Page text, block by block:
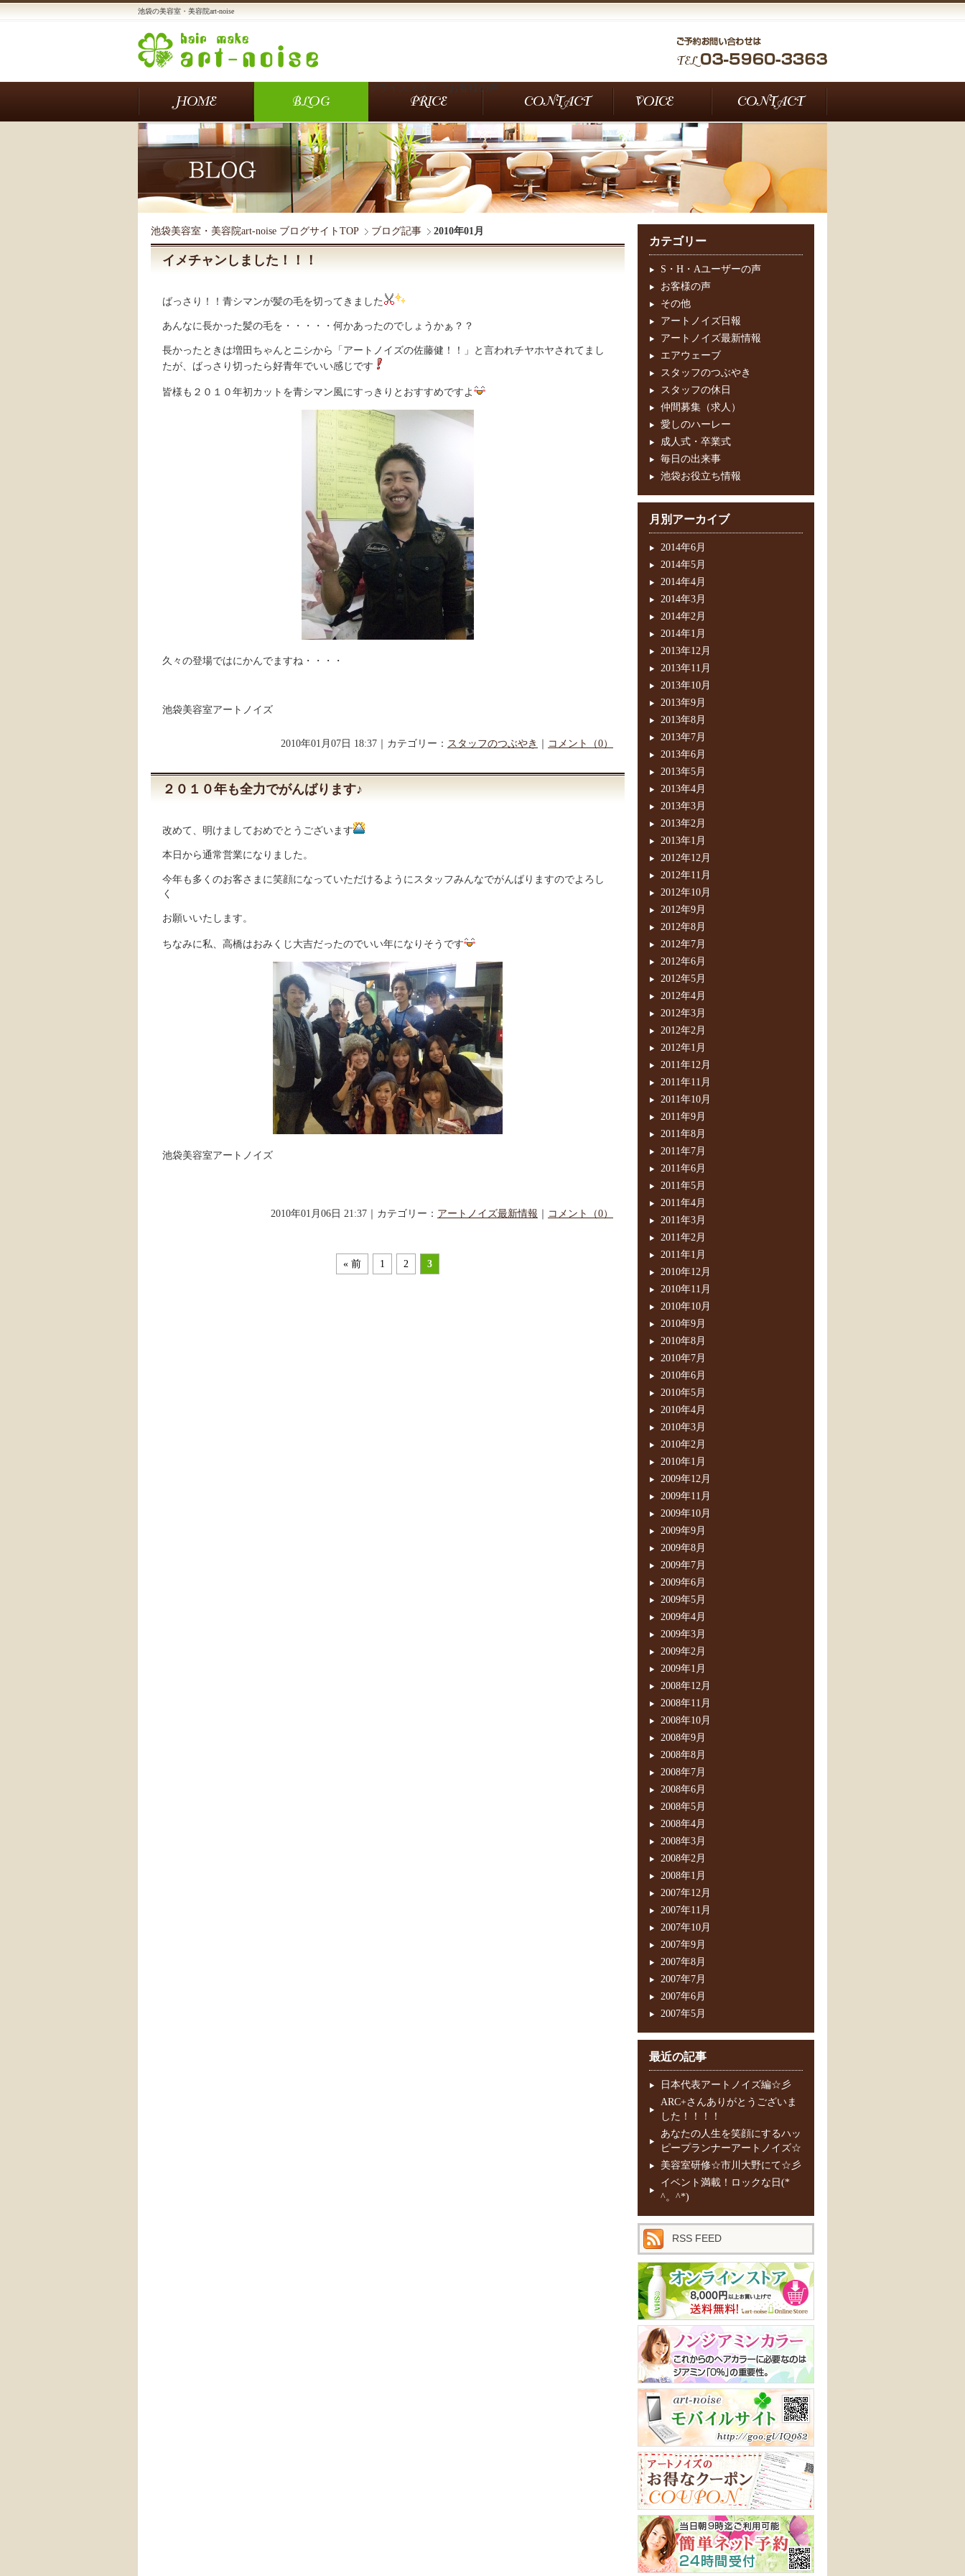
池袋の美容室・美容院art-noise
プライス スタッフ お客様の声
池袋美容室・美容院art-noise ブログサイトTOP ブログ記事 2010年01月
イメチャンしました！！！
ばっさり！！青シマンが髪の毛を切ってきました
あんなに長かった髪の毛を・・・・・何かあったのでしょうかぁ？？
長かったときは増田ちゃんとニシから「アートノイズの佐藤健！！」と言われチヤホヤされてまし
たが、ばっさり切ったら好青年でいい感じです
皆様も２０１０年初カットを青シマン風にすっきりとおすすめですよ
久々の登場ではにかんでますね・・・・
池袋美容室アートノイズ
2010年01月07日 18:37｜カテゴリー： スタッフのつぶやき コメント（0）
２０１０年も全力でがんばります♪
改めて、明けましておめでとうございます
本日から通常営業になりました。
今年も多くのお客さまに笑顔になっていただけるようにスタッフみんなでがんばりますのでよろし
く
お願いいたします。
ちなみに私、高橋はおみくじ大吉だったのでいい年になりそうです
池袋美容室アートノイズ
2010年01月06日 21:37｜カテゴリー： アートノイズ最新情報 コメント（0）
« 前 1 2 3
カテゴリー
S・H・Aユーザーの声
お客様の声
その他
アートノイズ日報
アートノイズ最新情報
エアウェーブ
スタッフのつぶやき
スタッフの休日
仲間募集（求人）
愛しのハーレー
成人式・卒業式
毎日の出来事
池袋お役立ち情報
月別アーカイブ
2014年6月
2014年5月
2014年4月
2014年3月
2014年2月
2014年1月
2013年12月
2013年11月
2013年10月
2013年9月
2013年8月
2013年7月
2013年6月
2013年5月
2013年4月
2013年3月
2013年2月
2013年1月
2012年12月
2012年11月
2012年10月
2012年9月
2012年8月
2012年7月
2012年6月
2012年5月
2012年4月
2012年3月
2012年2月
2012年1月
2011年12月
2011年11月
2011年10月
2011年9月
2011年8月
2011年7月
2011年6月
2011年5月
2011年4月
2011年3月
2011年2月
2011年1月
2010年12月
2010年11月
2010年10月
2010年9月
2010年8月
2010年7月
2010年6月
2010年5月
2010年4月
2010年3月
2010年2月
2010年1月
2009年12月
2009年11月
2009年10月
2009年9月
2009年8月
2009年7月
2009年6月
2009年5月
2009年4月
2009年3月
2009年2月
2009年1月
2008年12月
2008年11月
2008年10月
2008年9月
2008年8月
2008年7月
2008年6月
2008年5月
2008年4月
2008年3月
2008年2月
2008年1月
2007年12月
2007年11月
2007年10月
2007年9月
2007年8月
2007年7月
2007年6月
2007年5月
最近の記事
日本代表アートノイズ編☆彡
ARC+さんありがとうございま
した！！！！
あなたの人生を笑顔にするハッ
ピープランナーアートノイズ☆
美容室研修☆市川大野にて☆彡
イベント満載！ロックな日(*
^。^*)
RSS FEED